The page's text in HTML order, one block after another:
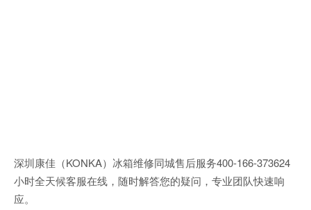
深圳康佳（KONKA）冰箱维修同城售后服务400-166-373624
小时全天候客服在线，随时解答您的疑问，专业团队快速响
应。